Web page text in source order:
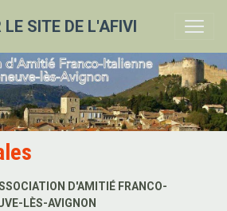
LE SITE DE L'AFIVI
D'AMITIÉ FRANCO-
LÈS-AVIGNON